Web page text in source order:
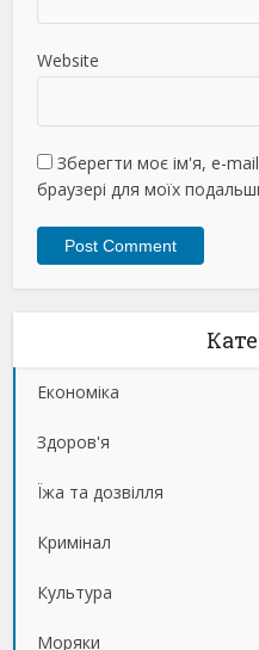
Website
Зберегти моє ім'я, e-
браузері для моїх
Економіка
Здоров'я
Їжа та дозвілля
Кримінал
Культура
Моряки